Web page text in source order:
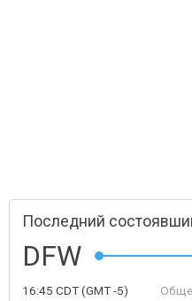
Последний
DFW
16:45 CDT(GMT -5)